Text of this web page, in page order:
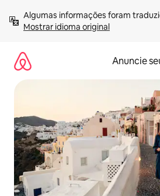
para
Mostrar idioma original
Anuncie